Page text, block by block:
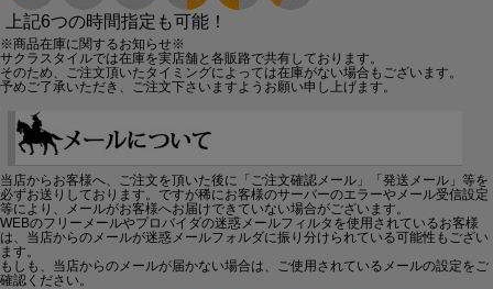
上記6つの時間指定も可能！
※商品在庫に関するお知らせ※
サクラスタイルでは在庫を実店舗と各販路で共有しております。
そのため、ご注文頂いたタイミングによっては在庫がない場合もございます。
予めご了承いただき、ご注文下さいますようお願い申し上げます。
当店からお客様へ、ご注文を頂いた後に「ご注文確認メール」「発送メール」等を
必ずお送りしております。ですが稀にお客様のサーバーのエラーやメール受信設定
等により、メールがお客様へお届けできていない場合がございます。
WEBのフリーメールやプロバイダの迷惑メールフィルタを使用されているお客様
は、当店からのメールが迷惑メールフォルダに振り分けられている可能性もござい
ます。
もしも、当店からのメールが届かない場合は、ご使用されているメールの設定をご
確認ください。